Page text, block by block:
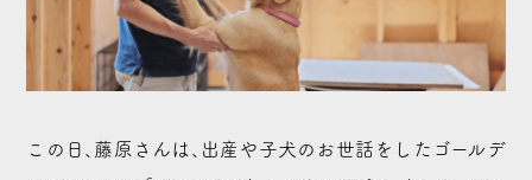
この日、藤原さんは、出産や子犬のお世話をしたゴールデ